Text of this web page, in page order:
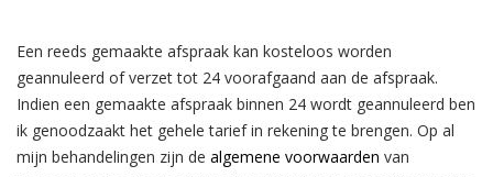
Een reeds gemaakte afspraak kan kosteloos worden
geannuleerd of verzet tot 24 voorafgaand aan de afspraak.
Indien een gemaakte afspraak binnen 24 wordt geannuleerd ben
ik genoodzaakt het gehele tarief in rekening te brengen. Op al
mijn behandelingen zijn de algemene voorwaarden van